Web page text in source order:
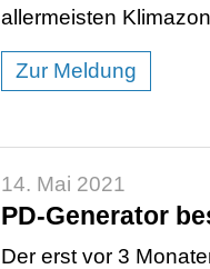
allermeisten
Zur Meldung
14. Mai 2021
PD-Generator
Der erst vor 3